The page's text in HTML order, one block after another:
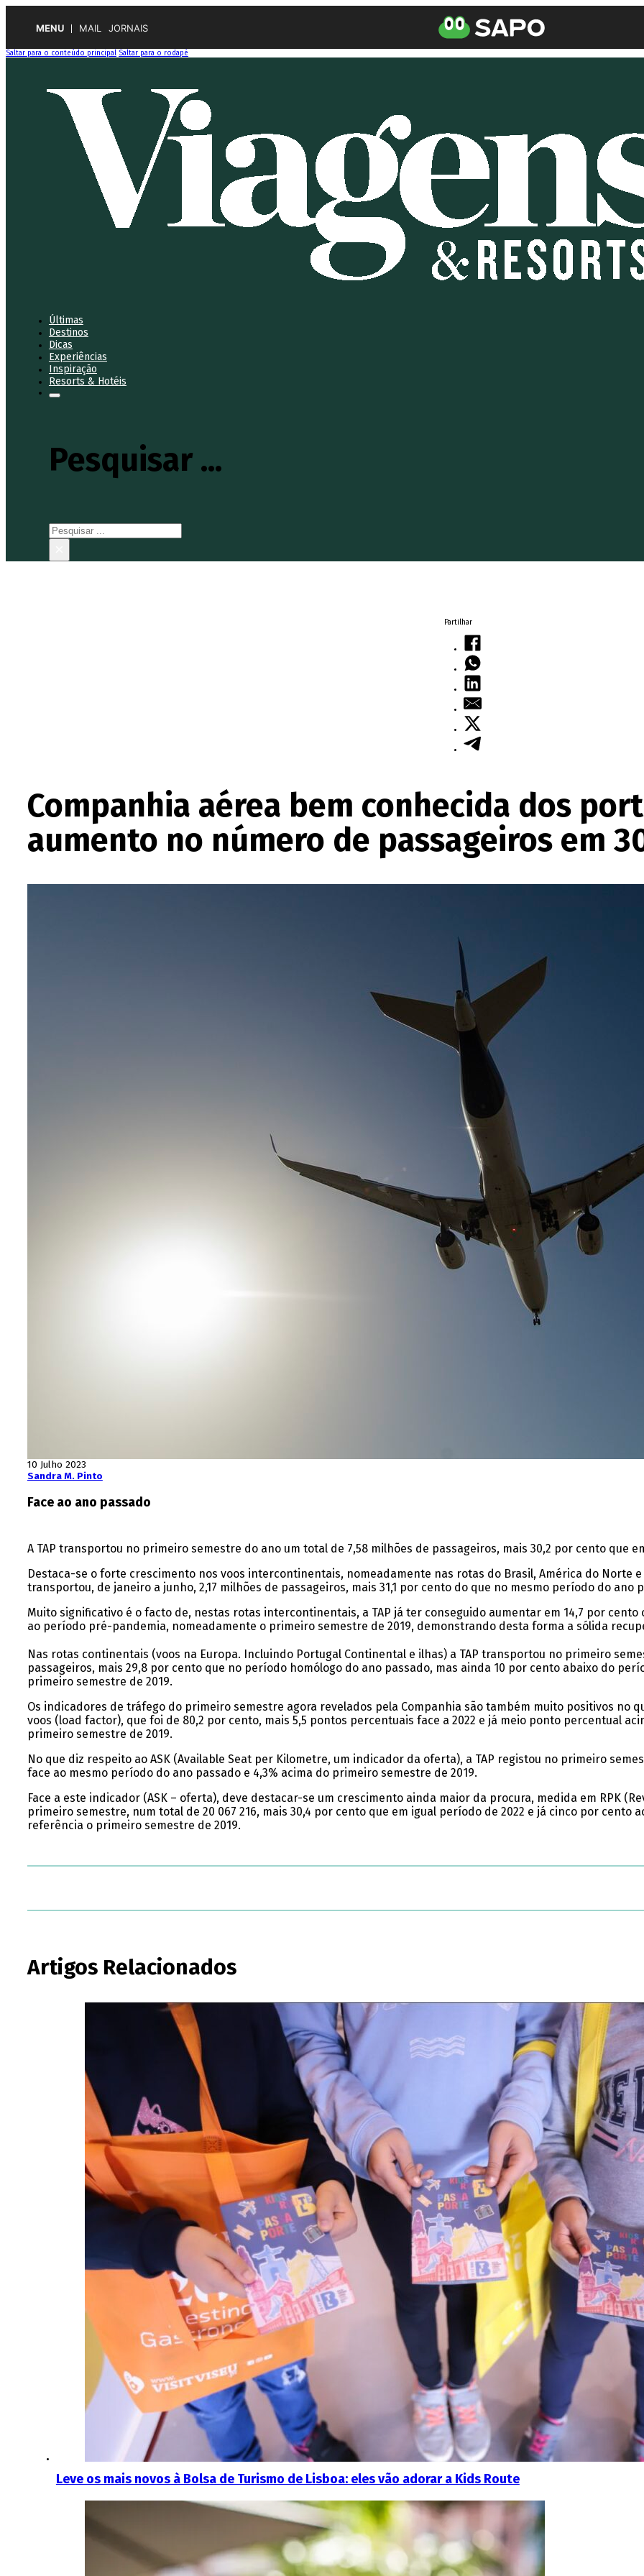
MENU MAIL JORNAIS
Saltar para o conteúdo principal Saltar para o rodapé
Últimas
Destinos
Dicas
Experiências
Inspiração
Resorts & Hotéis
Pesquisar ...
Pesquisar
Partilhar
Companhia aérea bem conhecida dos
aumento no número de passageiros em
10 Julho 2023
Sandra M. Pinto
Face ao ano passado
A TAP transportou no primeiro semestre do ano um total de 7,58 milhões de passageiros, mais 30,2 por cento que
Destaca-se o forte crescimento nos voos intercontinentais, nomeadamente nas rotas do Brasil, América do Norte
transportou, de janeiro a junho, 2,17 milhões de passageiros, mais 31,1 por cento do que no mesmo período do ano
Muito significativo é o facto de, nestas rotas intercontinentais, a TAP já ter conseguido aumentar em 14,7 por
ao período pré-pandemia, nomeadamente o primeiro semestre de 2019, demonstrando desta forma a sólida
Nas rotas continentais (voos na Europa. Incluindo Portugal Continental e ilhas) a TAP transportou no primeiro
passageiros, mais 29,8 por cento que no período homólogo do ano passado, mas ainda 10 por cento abaixo do
primeiro semestre de 2019.
Os indicadores de tráfego do primeiro semestre agora revelados pela Companhia são também muito positivos no
voos (load factor), que foi de 80,2 por cento, mais 5,5 pontos percentuais face a 2022 e já meio ponto percentual
primeiro semestre de 2019.
No que diz respeito ao ASK (Available Seat per Kilometre, um indicador da oferta), a TAP registou no primeiro
face ao mesmo período do ano passado e 4,3% acima do primeiro semestre de 2019.
Face a este indicador (ASK – oferta), deve destacar-se um crescimento ainda maior da procura, medida em RPK
primeiro semestre, num total de 20 067 216, mais 30,4 por cento que em igual período de 2022 e já cinco por
referência o primeiro semestre de 2019.
Artigos Relacionados
Leve os mais novos à Bolsa de Turismo de Lisboa: eles vão adorar a Kids Route